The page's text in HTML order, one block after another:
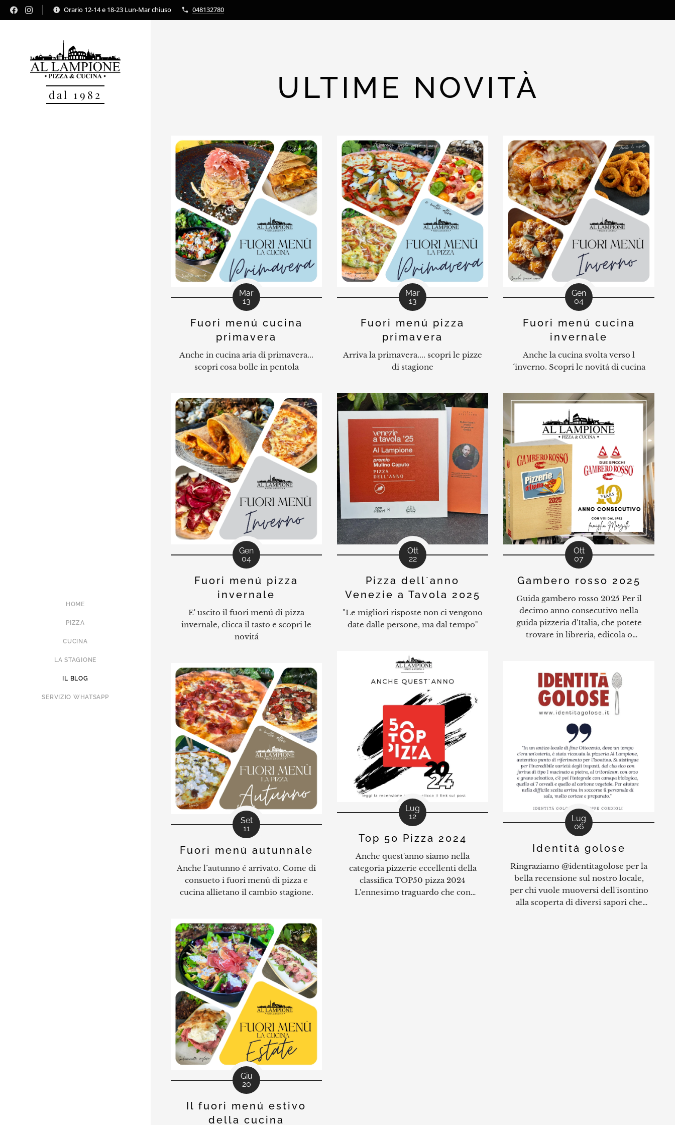
Orario 12-14 e 18-23 Lun-Mar chiuso 048132780
dal 1982
HOME
PIZZA
CUCINA
LA STAGIONE
IL BLOG
SERVIZIO WHATSAPP
ULTIME NOVITÀ
Mar
13
Fuori menú cucina
primavera
Anche in cucina aria di primavera...
scopri cosa bolle in pentola
Mar
13
Fuori menú pizza
primavera
Arriva la primavera.... scopri le pizze
di stagione
Gen
04
Fuori menú cucina
invernale
Anche la cucina svolta verso l
´inverno. Scopri le novitá di cucina
Gen
04
Fuori menú pizza
invernale
E' uscito il fuori menú di pizza
invernale, clicca il tasto e scopri le
novitá
Ott
22
Pizza dell´anno
Venezie a Tavola 2025
"Le migliori risposte non ci vengono
date dalle persone, ma dal tempo"
Ott
07
Gambero rosso 2025
Guida gambero rosso 2025 Per il
decimo anno consecutivo nella
guida pizzeria d'Italia, che potete
trovare in libreria, edicola o
colleghi per le menzioni nella
guida!!
Set
11
Fuori menú autunnale
Anche l´autunno é arrivato. Come di
consueto i fuori menú di pizza e
cucina allietano il cambio stagione.
Lug
12
Top 50 Pizza 2024
Anche quest'anno siamo nella
categoria pizzerie eccellenti della
classifica TOP50 pizza 2024
L'ennesimo traguardo che con
Lug
06
Identitá golose
Ringraziamo @identitagolose per la
bella recensione sul nostro locale,
per chi vuole muoversi dell'isontino
alla scoperta di diversi sapori che
Giu
20
Il fuori menú estivo
della cucina